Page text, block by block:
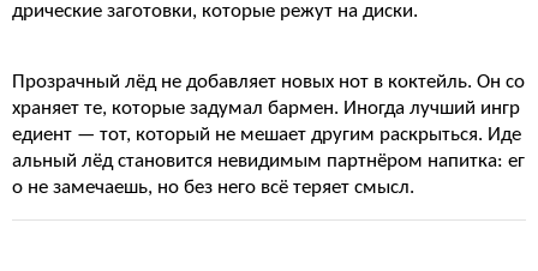
дрические заготовки, которые режут на диски.
Прозрачный лёд не добавляет новых нот в коктейль. Он со
храняет те, которые задумал бармен. Иногда лучший ингр
едиент — тот, который не мешает другим раскрыться. Иде
альный лёд становится невидимым партнёром напитка: ег
о не замечаешь, но без него всё теряет смысл.